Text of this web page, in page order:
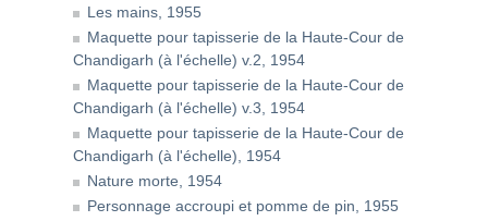
Les mains, 1955
Maquette pour tapisserie de la Haute-Cour de
Chandigarh (à l'échelle) v.2, 1954
Maquette pour tapisserie de la Haute-Cour de
Chandigarh (à l'échelle) v.3, 1954
Maquette pour tapisserie de la Haute-Cour de
Chandigarh (à l'échelle), 1954
Nature morte, 1954
Personnage accroupi et pomme de pin, 1955